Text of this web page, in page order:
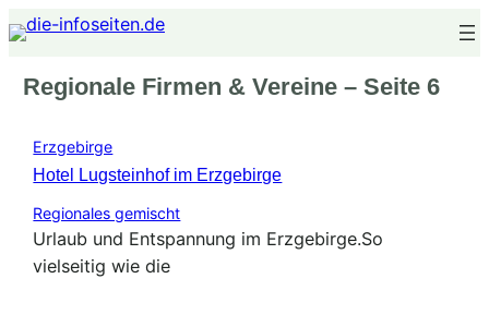
Zum
Inhalt
springen
Regionale Firmen & Vereine –Seite 6
Erzgebirge
Hotel Lugsteinhof im Erzgebirge
Regionales gemischt
Urlaub und Entspannung im Erzgebirge.So
vielseitig wie die